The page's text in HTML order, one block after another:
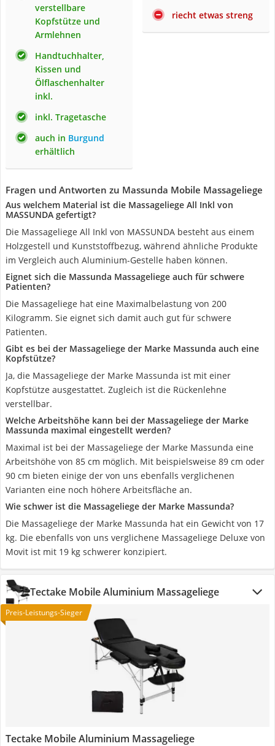
verstellbare
Kopfstütze und
Armlehnen
Handtuchhalter,
Kissen und
Ölflaschenhalter
inkl.
inkl. Tragetasche
auch in Burgund
erhältlich
riecht etwas streng
Fragen und Antworten zu Massunda Mobile Massageliege
Aus welchem Material ist die Massageliege All Inkl von
MASSUNDA gefertigt?
Die Massageliege All Inkl von MASSUNDA besteht aus einem
Holzgestell und Kunststoffbezug, während ähnliche Produkte
im Vergleich auch Aluminium-Gestelle haben können.
Eignet sich die Massunda Massageliege auch für schwere
Patienten?
Die Massageliege hat eine Maximalbelastung von 200
Kilogramm. Sie eignet sich damit auch gut für schwere
Patienten.
Gibt es bei der Massageliege der Marke Massunda auch eine
Kopfstütze?
Ja, die Massageliege der Marke Massunda ist mit einer
Kopfstütze ausgestattet. Zugleich ist die Rückenlehne
verstellbar.
Welche Arbeitshöhe kann bei der Massageliege der Marke
Massunda maximal eingestellt werden?
Maximal ist bei der Massageliege der Marke Massunda eine
Arbeitshöhe von 85 cm möglich. Mit beispielsweise 89 cm oder
90 cm bieten einige der von uns ebenfalls verglichenen
Varianten eine noch höhere Arbeitsfläche an.
Wie schwer ist die Massageliege der Marke Massunda?
Die Massageliege der Marke Massunda hat ein Gewicht von 17
kg. Die ebenfalls von uns verglichene Massageliege Deluxe von
Movit ist mit 19 kg schwerer konzipiert.
Tectake Mobile Aluminium Massageliege
Preis-Leistungs-Sieger
Tectake Mobile Aluminium Massageliege